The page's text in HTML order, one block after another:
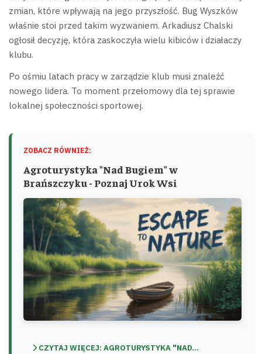
zmian, które wpływają na jego przyszłość. Bug Wyszków
właśnie stoi przed takim wyzwaniem. Arkadiusz Chalski
ogłosił decyzję, która zaskoczyła wielu kibiców i działaczy
klubu.
Po ośmiu latach pracy w zarządzie klub musi znaleźć
nowego lidera. To moment przełomowy dla tej sprawie
lokalnej społeczności sportowej.
ZOBACZ RÓWNIEŻ:
Agroturystyka "Nad Bugiem" w
Brańszczyku - Poznaj Urok Wsi
CZYTAJ WIĘCEJ: AGROTURYSTYKA "NAD...